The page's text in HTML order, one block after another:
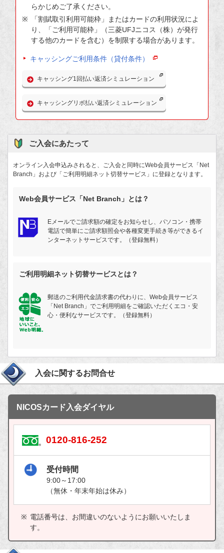
らかじめご了承ください。
「割賦取引利用可能枠」またはカードの利用状況によ
り、「ご利用可能枠」（三菱UFJニコス（株）が発行
する他のカードを含む）を制限する場合があります。
キャッシングご利用条件（貸付条件）
キャッシング1回払い返済シミュレーション
キャッシングリボ払い返済シミュレーション
ご入会にあたって
オンライン入会申込みされると、ご入会と同時にWeb会員サービス「Net
Branch」および「ご利用明細ネット切替サービス」に登録となります。
Web会員サービス「Net Branch」とは？
Eメールでご請求額の確定をお知らせし、パソコン・携帯
電話で簡単にご請求額照会や各種変更手続き等ができるイ
ンターネットサービスです。（登録無料）
ご利用明細ネット切替サービスとは？
郵送のご利用代金請求書の代わりに、Web会員サービス
「Net Branch」でご利用明細をご確認いただくエコ・安
心・便利なサービスです。（登録無料）
入会に関するお問合せ
NICOSカード入会ダイヤル
0120-816-252
受付時間
9:00～17:00
（無休・年末年始は休み）
電話番号は、お間違いのないようにお願いいたしま
す。